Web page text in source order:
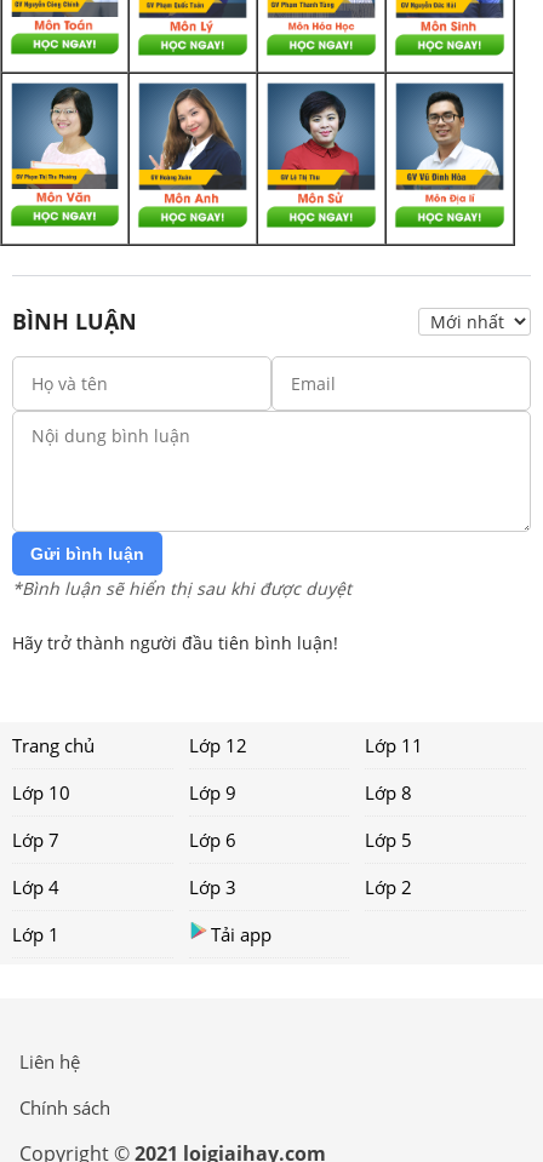
BÌNH LUẬN
Gửi bình luận
*Bình luận sẽ hiển thị sau khi được duyệt
Hãy trở thành người đầu tiên bình luận!
Trang chủ Lớp 12
Lớp 11
Lớp 10
Lớp 9
Lớp 8
Lớp 7
Lớp 6
Lớp 5
Lớp 4
Lớp 3
Lớp 2
Lớp 1
Tải app
Liên hệ
Chính sách
Copyright ©2021 loigiaihay.com